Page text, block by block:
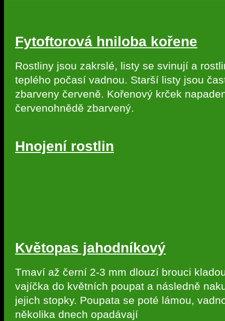
Fytoftorová hniloba kořene
Rostliny jsou zakrslé, listy se svinují a
teplého počasí vadnou. Starší listy jsou
zbarveny červeně. Kořenový krček
červenohnědě zbarvený.
Hnojení rostlin
Květopas jahodníkový
Tmaví až černí 2-3 mm dlouzí brouci
vajíčka do květních poupat a následně
jejich stopky. Poupata se poté lámou,
několika dnech opadávají